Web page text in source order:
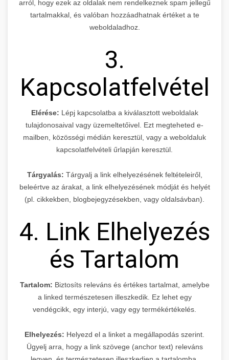
arról, hogy ezek az oldalak nem rendelkeznek spam jellegű
tartalmakkal, és valóban hozzáadhatnak értéket a te
weboldaladhoz.
3.
Kapcsolatfelvétel
Elérése: Lépj kapcsolatba a kiválasztott weboldalak
tulajdonosaival vagy üzemeltetőivel. Ezt megteheted e-
mailben, közösségi médián keresztül, vagy a weboldaluk
kapcsolatfelvételi űrlapján keresztül.
Tárgyalás: Tárgyalj a link elhelyezésének feltételeiről,
beleértve az árakat, a link elhelyezésének módját és helyét
(pl. cikkekben, blogbejegyzésekben, vagy oldalsávban).
4. Link Elhelyezés
és Tartalom
Tartalom: Biztosíts releváns és értékes tartalmat, amelybe
a linked természetesen illeszkedik. Ez lehet egy
vendégcikk, egy interjú, vagy egy termékértékelés.
Elhelyezés: Helyezd el a linket a megállapodás szerint.
Ügyelj arra, hogy a link szövege (anchor text) releváns